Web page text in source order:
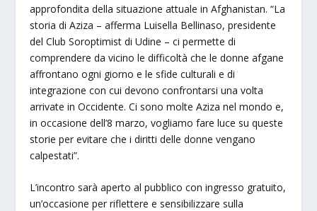
approfondita della situazione attuale in Afghanistan. “La
storia di Aziza – afferma Luisella Bellinaso, presidente
del Club Soroptimist di Udine – ci permette di
comprendere da vicino le difficoltà che le donne afgane
affrontano ogni giorno e le sfide culturali e di
integrazione con cui devono confrontarsi una volta
arrivate in Occidente. Ci sono molte Aziza nel mondo e,
in occasione dell’8 marzo, vogliamo fare luce su queste
storie per evitare che i diritti delle donne vengano
calpestati”.
L’incontro sarà aperto al pubblico con ingresso gratuito,
un’occasione per riflettere e sensibilizzare sulla